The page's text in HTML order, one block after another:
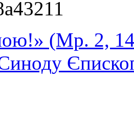
(Мр. 2,